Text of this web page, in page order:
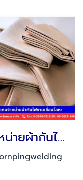
จำหน่ายผ้ากันไฟงานเชื่อมโลหะ Welding blankets